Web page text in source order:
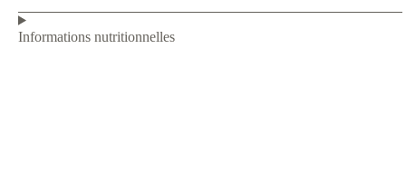
Informations nutritionnelles